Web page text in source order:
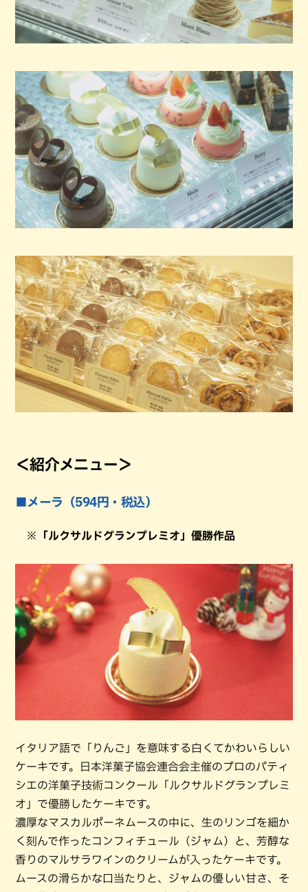
＜紹介メニュー＞
■メーラ（594円・税込）
※「ルクサルドグランプレミオ」優勝作品
イタリア語で「りんご」を意味する白くてかわいらしい
ケーキです。日本洋菓子協会連合会主催のプロのパティ
シエの洋菓子技術コンクール「ルクサルドグランプレミ
オ」で優勝したケーキです。
濃厚なマスカルポーネムースの中に、生のリンゴを細か
く刻んで作ったコンフィチュール（ジャム）と、芳醇な
香りのマルサラワインのクリームが入ったケーキです。
ムースの滑らかな口当たりと、ジャムの優しい甘さ、そ